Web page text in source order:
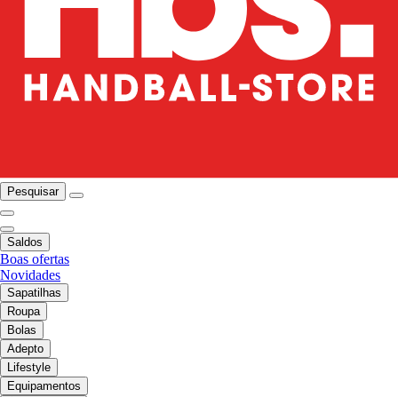
Pesquisar
Saldos
Boas ofertas
Novidades
Sapatilhas
Roupa
Bolas
Adepto
Lifestyle
Equipamentos